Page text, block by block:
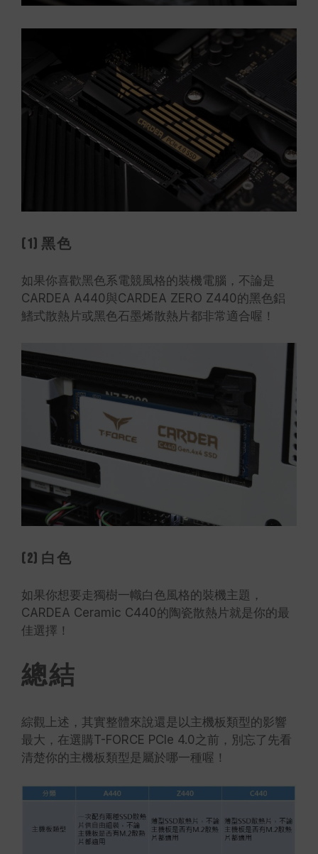
(1) 黑色
如果你喜歡黑色系電競風格的裝機電腦，不論是
CARDEA A440與CARDEA ZERO Z440的黑色鋁
鰭式散熱片或黑色石墨烯散熱片都非常適合喔！
(2) 白色
如果你想要走獨樹一幟白色風格的裝機主題，
CARDEA Ceramic C440的陶瓷散熱片就是你的最
佳選擇！
總結
綜觀上述，其實整體來說還是以主機板類型的影響
最大，在選購T-FORCE PCIe 4.0之前，別忘了先看
清楚你的主機板類型是屬於哪一種喔！